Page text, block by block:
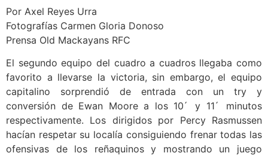
Por Axel Reyes Urra
Fotografías Carmen Gloria Donoso
Prensa Old Mackayans RFC
El segundo equipo del cuadro a cuadros llegaba como
favorito a llevarse la victoria, sin embargo, el equipo
capitalino sorprendió de entrada con un try y
conversión de Ewan Moore a los 10 ́ y 11 ́ minutos
respectivamente. Los dirigidos por Percy Rasmussen
hacían respetar su localía consiguiendo frenar todas las
ofensivas de los reñaquinos y mostrando un juego